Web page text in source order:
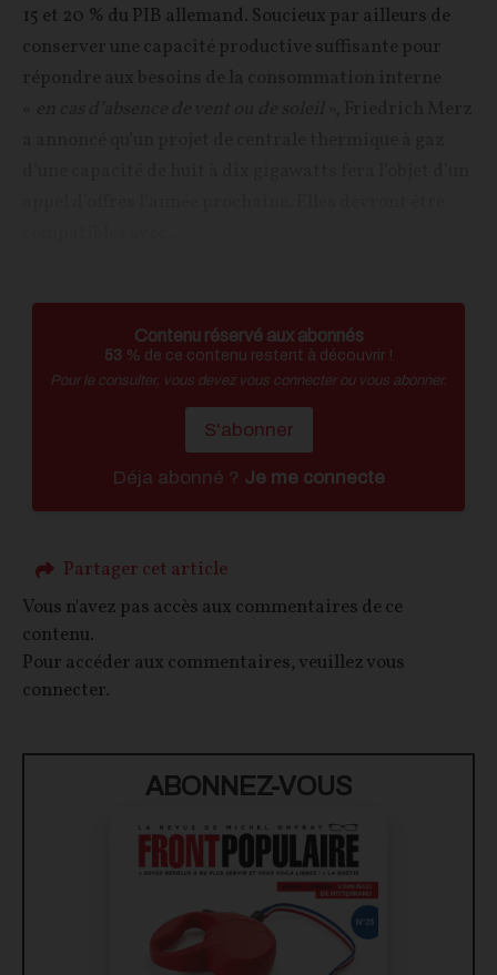
15 et 20 % du PIB allemand. Soucieux par ailleurs de
conserver une capacité productive suffisante pour
Contenu réservé aux abonnés
53 % de ce contenu restent à découvrir !
Pour le consulter, vous devez vous connecter ou vous abonner.
S'abonner
Déja abonné ? Je me connecte
Partager cet article
Vous n'avez pas accès aux commentaires de ce
contenu.
Pour accéder aux commentaires, veuillez vous
connecter.
ABONNEZ-VOUS